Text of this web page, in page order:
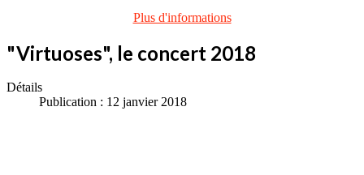
Plus d'informations
"Virtuoses", le concert 2018
Détails
Publication : 12 janvier 2018